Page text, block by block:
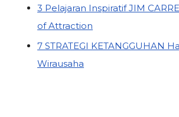
3 Pelajaran Inspiratif JIM
of Attraction
7 STRATEGI KETANGGUHAN
Wirausaha